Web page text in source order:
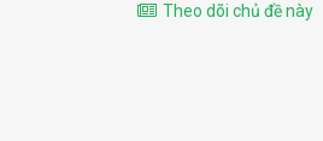
Theo dõi chủ đề này